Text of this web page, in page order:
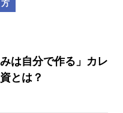
は自分で作る」カレ
とは？